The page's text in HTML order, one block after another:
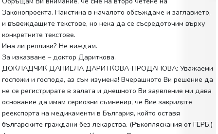
Законопроекта. Наистина в началото обсъждаме и заглавието,
и въвеждащите текстове, но нека да се съсредоточим върху
конкретните текстове.
Има ли реплики? Не виждам.
За изказване – доктор Дариткова.
ДОКЛАДЧИК ДАНИЕЛА ДАРИТКОВА-ПРОДАНОВА: Уважаеми
госпожи и господа, аз съм изумена! Вчерашното Ви решение да
не се регистрирате в залата и днешното Ви заявление ми дава
основание да имам сериозни съмнения, че Вие закриляте
реекспорта на медикаменти в България, който оставя
българските граждани без лекарства. (Ръкопляскания от ГЕРБ.)